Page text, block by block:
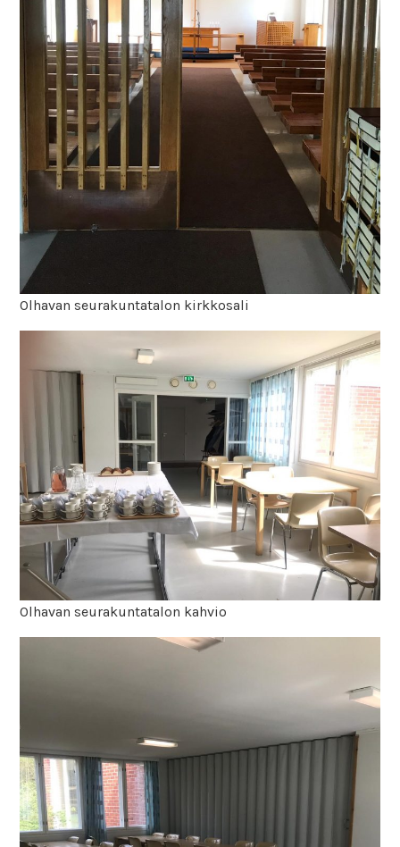
Olhavan seurakuntatalon kirkkosali
Olhavan seurakuntatalon kahvio